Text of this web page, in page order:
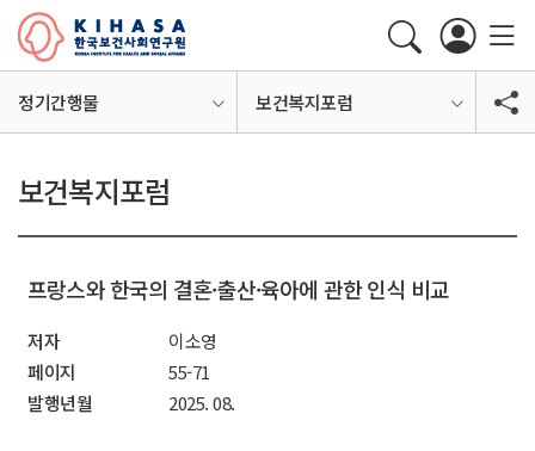
정기간행물 보건복지포럼
보건복지포럼
프랑스와 한국의 결혼·출산·육아에 관한 인식 비교
저자
이소영
페이지
55-71
발행년월
2025. 08.